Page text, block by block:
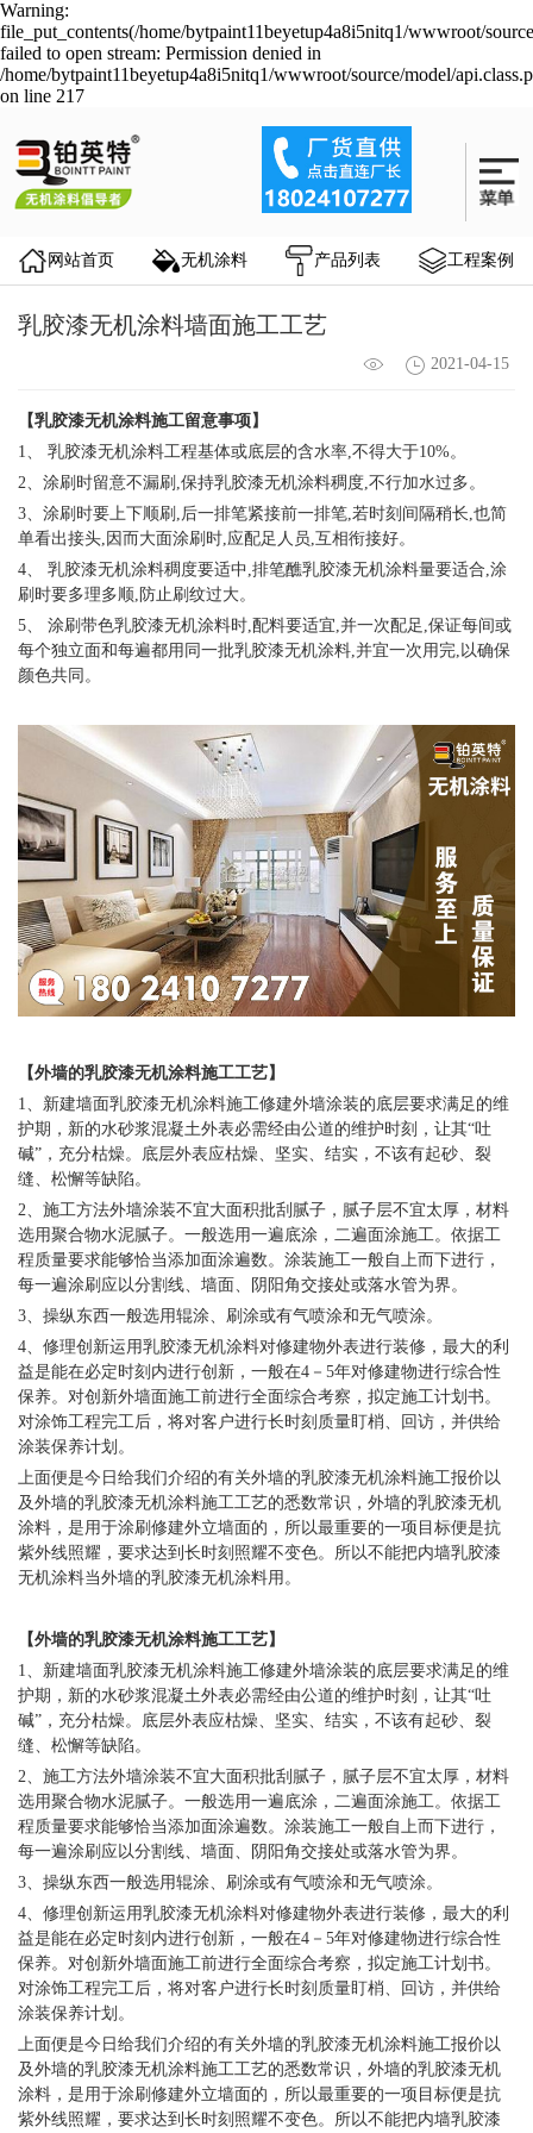
Warning:
file_put_contents(/home/bytpaint11beyetup4a8i5nitq1/wwwroot/
failed to open stream: Permission denied in
/home/bytpaint11beyetup4a8i5nitq1/wwwroot/source/model/
on line 217
网站首页 无机涂料 产品列表 工程案例
乳胶漆无机涂料墙面施工工艺
2021-04-15
【乳胶漆无机涂料施工留意事项】
1、 乳胶漆无机涂料工程基体或底层的含水率 ,不得大于10%。
2、涂刷时留意不漏刷,保持乳胶漆无机涂料稠度 ,不行加水过多。
3、涂刷时要上下顺刷,后一排笔紧接前一排笔,若时刻间隔稍长,也简
单看出接头,因而大面涂刷时,应配足人员,互相衔接好。
4、 乳胶漆无机涂料稠度要适中 ,排笔醮乳胶漆无机涂料量要适合 ,涂
刷时要多理多顺,防止刷纹过大。
5、 涂刷带色乳胶漆无机涂料时 ,配料要适宜,并一次配足,保证每间或
每个独立面和每遍都用同一批乳胶漆无机涂料 ,并宜一次用完,以确保
颜色共同。
【外墙的乳胶漆无机涂料施工工艺】
1、新建墙面乳胶漆无机涂料施工修建外墙涂装的底层要求满足的维
护期，新的水砂浆混凝土外表必需经由公道的维护时刻，让其“吐
碱”，充分枯燥。底层外表应枯燥、坚实、结实，不该有起砂、裂
缝、松懈等缺陷。
2、施工方法外墙涂装不宜大面积批刮腻子，腻子层不宜太厚，材料
选用聚合物水泥腻子。一般选用一遍底涂，二遍面涂施工。依据工
程质量要求能够恰当添加面涂遍数。涂装施工一般自上而下进行，
每一遍涂刷应以分割线、墙面、阴阳角交接处或落水管为界。
3、操纵东西一般选用辊涂、刷涂或有气喷涂和无气喷涂。
4、修理创新运用乳胶漆无机涂料对修建物外表进行装修，最大的利
益是能在必定时刻内进行创新，一般在4－5年对修建物进行综合性
保养。对创新外墙面施工前进行全面综合考察，拟定施工计划书。
对涂饰工程完工后，将对客户进行长时刻质量盯梢、回访，并供给
涂装保养计划。
上面便是今日给我们介绍的有关外墙的乳胶漆无机涂料施工报价以
及外墙的乳胶漆无机涂料施工工艺的悉数常识，外墙的乳胶漆无机
涂料 ，是用于涂刷修建外立墙面的，所以最重要的一项目标便是抗
紫外线照耀，要求达到长时刻照耀不变色。所以不能把内墙乳胶漆
无机涂料当外墙的乳胶漆无机涂料用。
【外墙的乳胶漆无机涂料施工工艺】
1、新建墙面乳胶漆无机涂料施工修建外墙涂装的底层要求满足的维
护期，新的水砂浆混凝土外表必需经由公道的维护时刻，让其“吐
碱”，充分枯燥。底层外表应枯燥、坚实、结实，不该有起砂、裂
缝、松懈等缺陷。
2、施工方法外墙涂装不宜大面积批刮腻子，腻子层不宜太厚，材料
选用聚合物水泥腻子。一般选用一遍底涂，二遍面涂施工。依据工
程质量要求能够恰当添加面涂遍数。涂装施工一般自上而下进行，
每一遍涂刷应以分割线、墙面、阴阳角交接处或落水管为界。
3、操纵东西一般选用辊涂、刷涂或有气喷涂和无气喷涂。
4、修理创新运用乳胶漆无机涂料对修建物外表进行装修，最大的利
益是能在必定时刻内进行创新，一般在4－5年对修建物进行综合性
保养。对创新外墙面施工前进行全面综合考察，拟定施工计划书。
对涂饰工程完工后，将对客户进行长时刻质量盯梢、回访，并供给
涂装保养计划。
上面便是今日给我们介绍的有关外墙的乳胶漆无机涂料施工报价以
及外墙的乳胶漆无机涂料施工工艺的悉数常识，外墙的乳胶漆无机
涂料 ，是用于涂刷修建外立墙面的，所以最重要的一项目标便是抗
紫外线照耀，要求达到长时刻照耀不变色。所以不能把内墙乳胶漆